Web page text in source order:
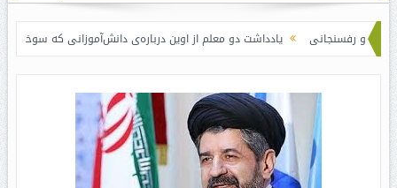
یادداشت دو معلم از اوین درباره‌ی دانش‌آموزانی که سوختند نقدی